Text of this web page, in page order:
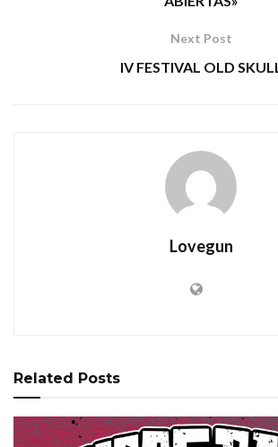
Next Post
IV FESTIVAL OLD SKULL
Lovegun
Related Posts